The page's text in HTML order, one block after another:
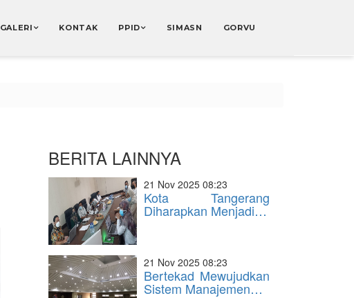
GALERI KONTAK PPID SIMASN GORVU
BERITA LAINNYA
21 Nov 2025 08:23
Kota Tangerang
Diharapkan Menjadi…
21 Nov 2025 08:23
Bertekad Mewujudkan
Sistem Manajemen…